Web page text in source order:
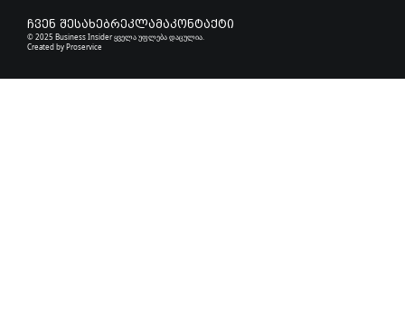
ჩვენ შესახებრეკლამაკონტაქტი
© 2025 Business Insider ყველა უფლება დაცულია.
Created byProservice